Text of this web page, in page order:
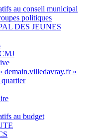
au conseil municipal
politiques
DES JEUNES
demain.villedavray.fr »
au budget